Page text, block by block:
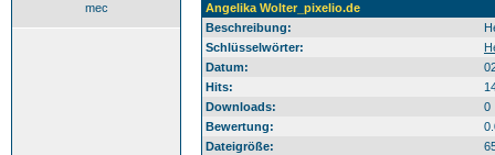
mec
Angelika Wolter_pixelio.de
Beschreibung:
Schlüsselwörter:
Datum:
Hits:
Downloads:
0
Bewertung:
Dateigröße: